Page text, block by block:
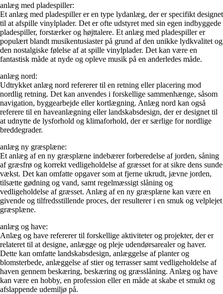
anlæg med pladespiller:
Et anlæg med pladespiller er en type lydanlæg, der er specifikt designet
til at afspille vinylplader. Det er ofte udstyret med sin egen indbyggede
pladespiller, forstærker og højttalere. Et anlæg med pladespiller er
populært blandt musikentusiaster på grund af den unikke lydkvalitet og
den nostalgiske følelse af at spille vinylplader. Det kan være en
fantastisk måde at nyde og opleve musik på en anderledes måde.
anlæg nord:
Udtrykket anlæg nord refererer til en retning eller placering mod
nordlig retning. Det kan anvendes i forskellige sammenhænge, såsom
navigation, byggearbejde eller kortlægning. Anlæg nord kan også
referere til en haveanlægning eller landskabsdesign, der er designet til
at udnytte de lysforhold og klimaforhold, der er særlige for nordlige
breddegrader.
anlæg ny græsplæne:
Et anlæg af en ny græsplæne indebærer forberedelse af jorden, såning
af græsfrø og korrekt vedligeholdelse af græsset for at sikre dens sunde
vækst. Det kan omfatte opgaver som at fjerne ukrudt, jævne jorden,
tilsætte gødning og vand, samt regelmæssigt slåning og
vedligeholdelse af græsset. Anlæg af en ny græsplæne kan være en
givende og tilfredsstillende proces, der resulterer i en smuk og velplejet
græsplæne.
anlæg og have:
Anlæg og have refererer til forskellige aktiviteter og projekter, der er
relateret til at designe, anlægge og pleje udendørsarealer og haver.
Dette kan omfatte landskabsdesign, anlæggelse af planter og
blomsterbede, anlæggelse af stier og terrasser samt vedligeholdelse af
haven gennem beskæring, beskæring og græsslåning. Anlæg og have
kan være en hobby, en profession eller en måde at skabe et smukt og
afslappende udemiljø på.